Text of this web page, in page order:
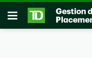
Passer au contenu
Ouvrir